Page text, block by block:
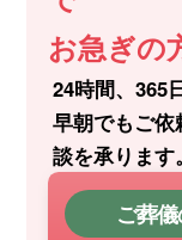
お急ぎの
24時間、365
早朝でもご依
談を承ります。
ご葬